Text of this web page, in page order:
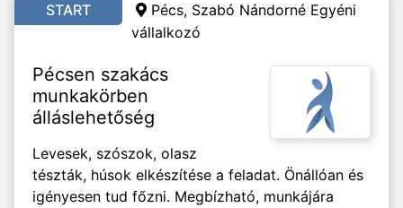
START
Pécs, Szabó Nándorné Egyéni
vállalkozó
Pécsen szakács
munkakörben
álláslehetőség
Levesek, szószok, olasz
tészták, húsok elkészítése a feladat. Önállóan és
igényesen tud főzni. Megbízható, munkájára